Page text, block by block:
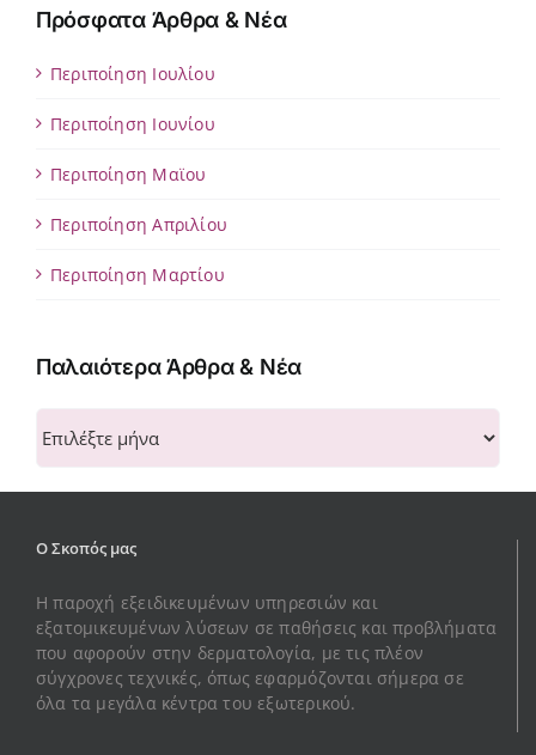
Πρόσφατα Άρθρα & Νέα
Περιποίηση Ιουλίου
Περιποίηση Ιουνίου
Περιποίηση Μαϊου
Περιποίηση Απριλίου
Περιποίηση Μαρτίου
Παλαιότερα Άρθρα & Νέα
Άρθρα
&
Νέα
Ο Σκοπός μας
Η παροχή εξειδικευμένων υπηρεσιών και
εξατομικευμένων λύσεων σε παθήσεις και προβλήματα
που αφορούν στην δερματολογία, με τις πλέον
σύγχρονες τεχνικές, όπως εφαρμόζονται σήμερα σε
όλα τα μεγάλα κέντρα του εξωτερικού.